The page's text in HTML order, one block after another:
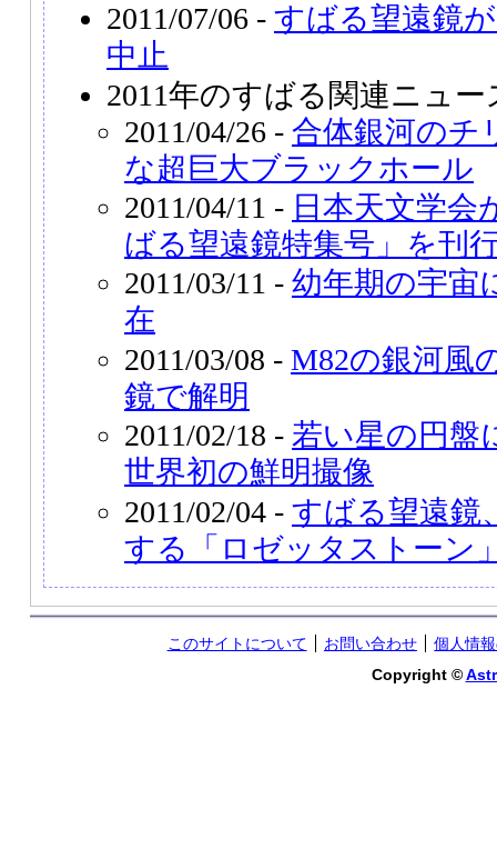
2011/07/06 - すばる望遠鏡
中止
2011年のすばる関連ニュー
2011/04/26 - 合体銀河のチ
な超巨大ブラックホール
2011/04/11 - 日本天文学会
ばる望遠鏡特集号」を刊
2011/03/11 - 幼年期の宇宙
在
2011/03/08 - M82の銀河風
鏡で解明
2011/02/18 - 若い星の円
世界初の鮮明撮像
2011/02/04 - すばる望遠鏡
する「ロゼッタストーン
このサイトについて お問い合わせ
個人情
Copyright ©